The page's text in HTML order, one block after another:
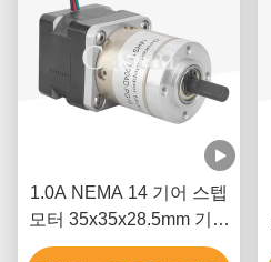
1.0A NEMA 14 기어 스텝
모터 35x35x28.5mm 기어
박스 스텝 모터